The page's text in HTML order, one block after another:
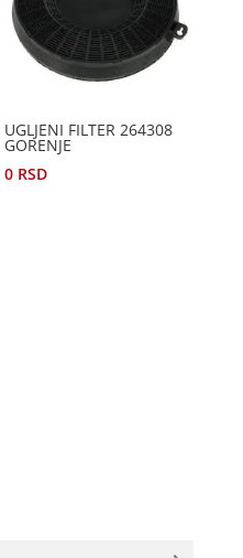
UGLJENI FILTER 264308
GORENJE
0 RSD